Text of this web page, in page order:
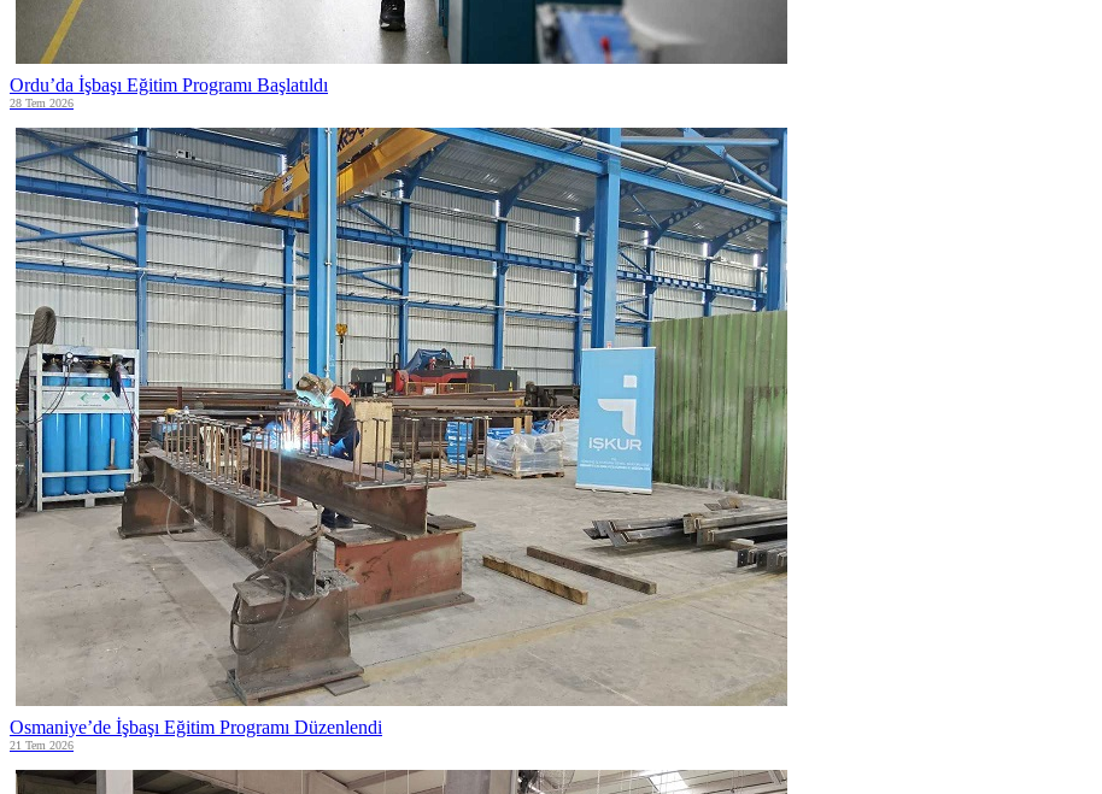
Ordu’da İşbaşı Eğitim Programı Başlatıldı
28 Tem 2026
Osmaniye’de İşbaşı Eğitim Programı Düzenlendi
21 Tem 2026